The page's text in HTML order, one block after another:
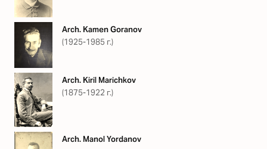
Arch. Kamen Goranov
(1925-1985 г.)
Arch. Kiril Marichkov
(1875-1922 г.)
Arch. Manol Yordanov